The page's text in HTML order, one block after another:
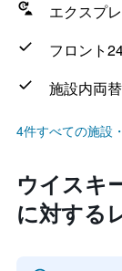
エクスプ
フロント
施設内両
4件すべての施設
ウイスキ
に対する